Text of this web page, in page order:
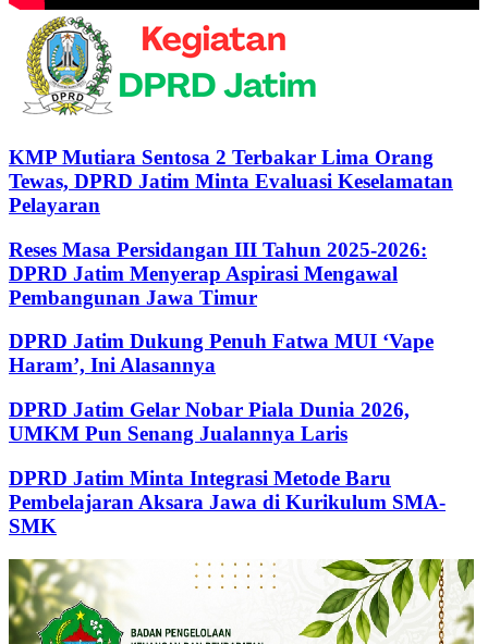
00:00
00:00
08:28
KMP Mutiara Sentosa 2 Terbakar Lima Orang
Tewas, DPRD Jatim Minta Evaluasi Keselamatan
Pelayaran
Reses Masa Persidangan III Tahun 2025-2026:
DPRD Jatim Menyerap Aspirasi Mengawal
Pembangunan Jawa Timur
DPRD Jatim Dukung Penuh Fatwa MUI ‘Vape
Haram’, Ini Alasannya
DPRD Jatim Gelar Nobar Piala Dunia 2026,
UMKM Pun Senang Jualannya Laris
DPRD Jatim Minta Integrasi Metode Baru
Pembelajaran Aksara Jawa di Kurikulum SMA-
SMK